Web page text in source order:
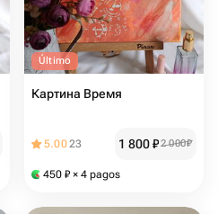
Último
Картина Время
5.0023 1 800₽2 000₽
450 ₽ × 4 pagos